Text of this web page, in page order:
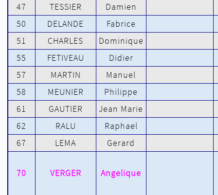
47
TESSIER
Damien
50
DELANDE
Fabrice
51
CHARLES
Dominique
55
FETIVEAU
Didier
57
MARTIN
Manuel
58
MEUNIER
Philippe
61
GAUTIER
Jean Marie
62
RALU
Raphael
67
LEMA Gerard
70 VERGER Angelique